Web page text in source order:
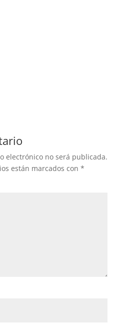
electrónico no será publicada.
están marcados con *